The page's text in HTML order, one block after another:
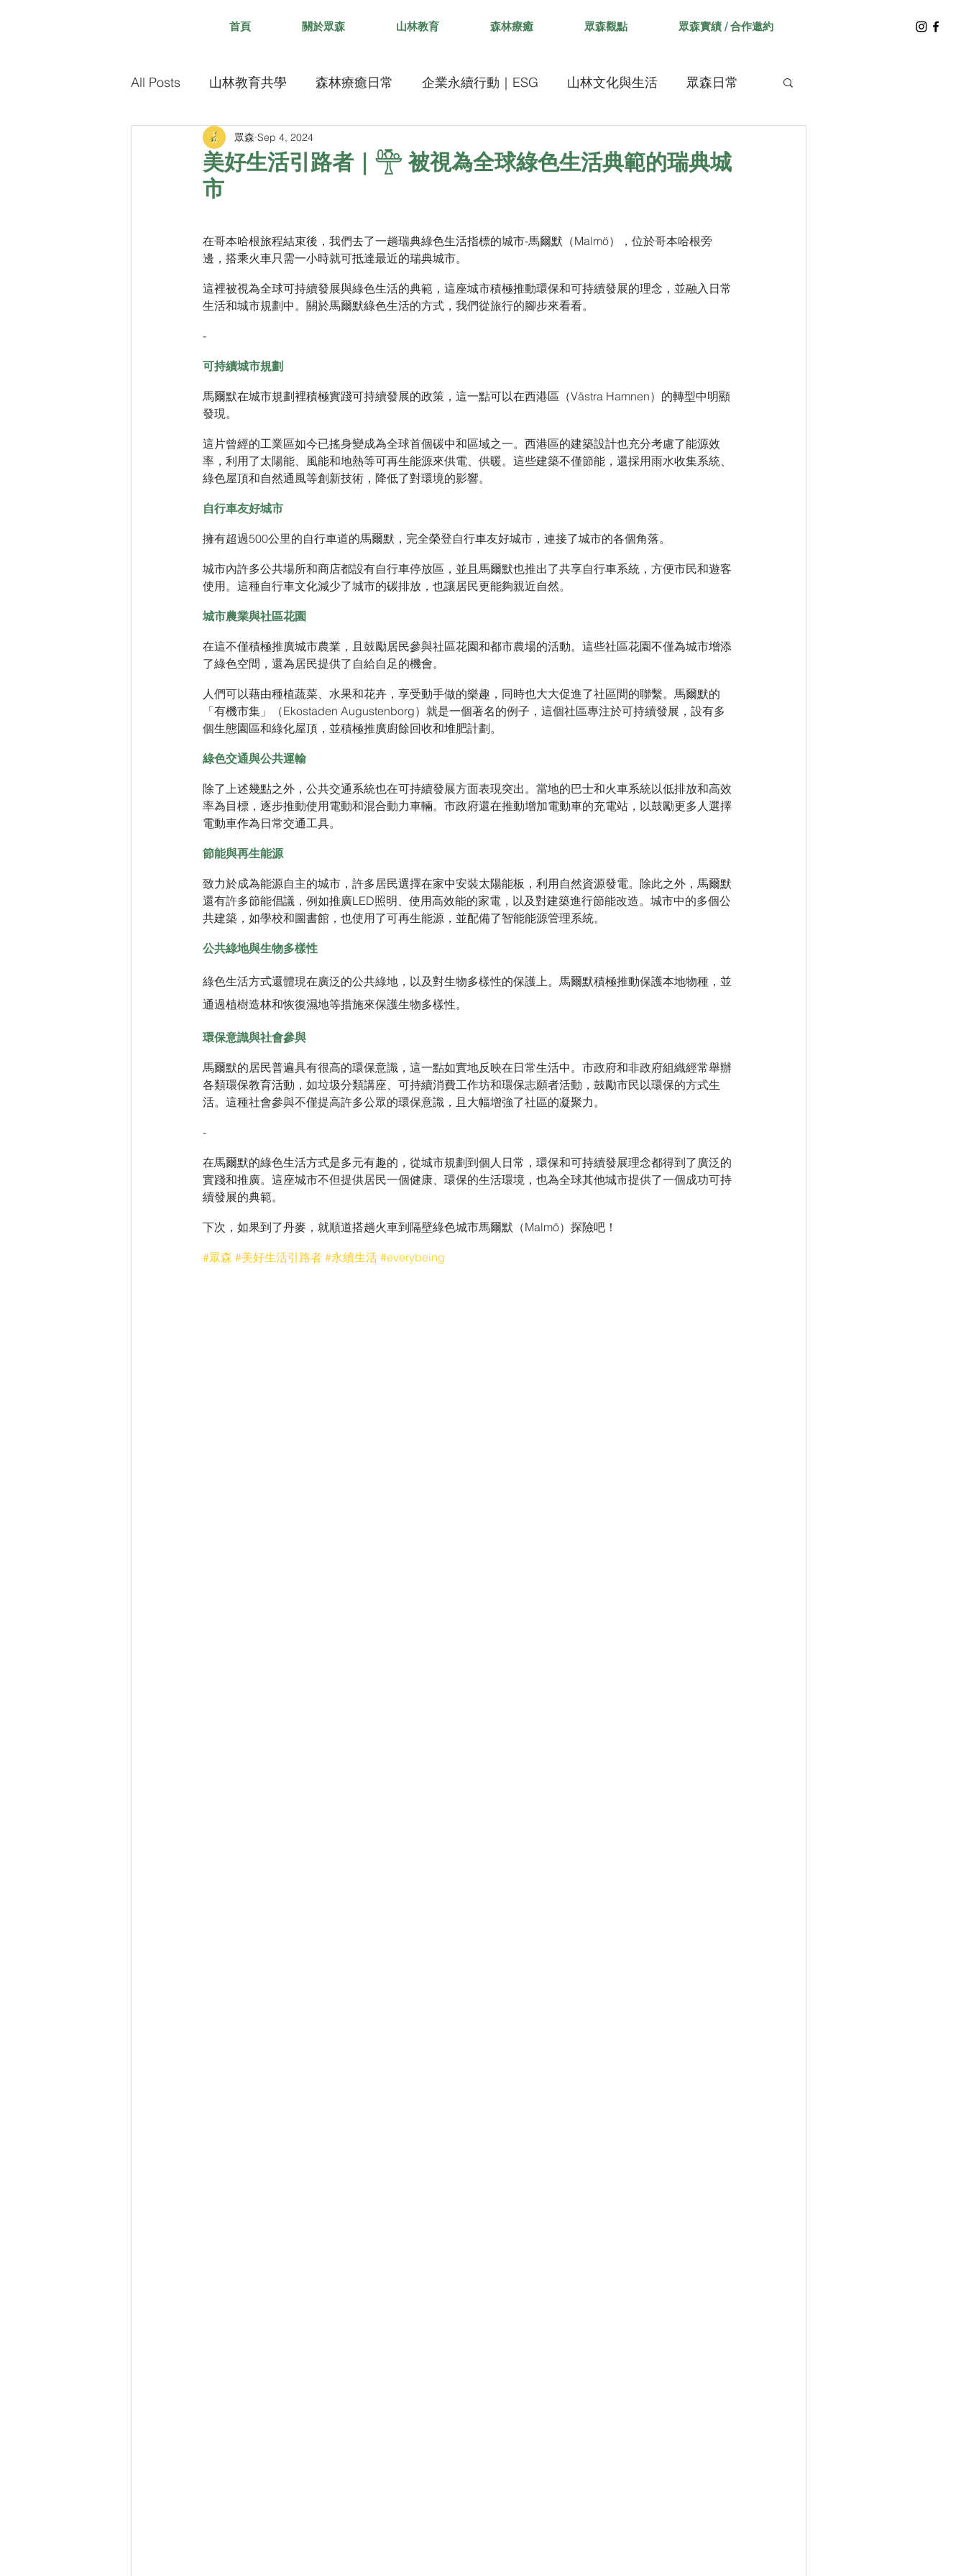
首頁 關於眾森 山林教育 森林療癒 眾森觀點 眾森實績 / 合作邀約
All Posts 山林教育共學 森林療癒日常 企業永續行動｜ESG 山林文化與生活 眾森日常
美好生活引路者｜𓊯 被視為全球綠色生活典範的瑞典城
市
眾森 Sep 4, 2024
在哥本哈根旅程結束後，我們去了一趟瑞典綠色生活指標的城市-馬爾默（Malmö），位於哥本哈根旁
邊，搭乘火車只需一小時就可抵達最近的瑞典城市。
這裡被視為全球可持續發展與綠色生活的典範，這座城市積極推動環保和可持續發展的理念，並融入日常
生活和城市規劃中。關於馬爾默綠色生活的方式，我們從旅行的腳步來看看。
-
可持續城市規劃
馬爾默在城市規劃裡積極實踐可持續發展的政策，這一點可以在西港區（Västra Hamnen）的轉型中明顯
發現。
這片曾經的工業區如今已搖身變成為全球首個碳中和區域之一。西港區的建築設計也充分考慮了能源效
率，利用了太陽能、風能和地熱等可再生能源來供電、供暖。這些建築不僅節能，還採用雨水收集系統、
綠色屋頂和自然通風等創新技術，降低了對環境的影響。
自行車友好城市
擁有超過500公里的自行車道的馬爾默，完全榮登自行車友好城市，連接了城市的各個角落。
城市內許多公共場所和商店都設有自行車停放區，並且馬爾默也推出了共享自行車系統，方便市民和遊客
使用。這種自行車文化減少了城市的碳排放，也讓居民更能夠親近自然。
城市農業與社區花園
在這不僅積極推廣城市農業，且鼓勵居民參與社區花園和都市農場的活動。這些社區花園不僅為城市增添
了綠色空間，還為居民提供了自給自足的機會。
人們可以藉由種植蔬菜、水果和花卉，享受動手做的樂趣，同時也大大促進了社區間的聯繫。馬爾默的
「有機市集」（Ekostaden Augustenborg）就是一個著名的例子，這個社區專注於可持續發展，設有多
個生態園區和綠化屋頂，並積極推廣廚餘回收和堆肥計劃。
綠色交通與公共運輸
除了上述幾點之外，公共交通系統也在可持續發展方面表現突出。當地的巴士和火車系統以低排放和高效
率為目標，逐步推動使用電動和混合動力車輛。市政府還在推動增加電動車的充電站，以鼓勵更多人選擇
電動車作為日常交通工具。
節能與再生能源
致力於成為能源自主的城市，許多居民選擇在家中安裝太陽能板，利用自然資源發電。除此之外，馬爾默
還有許多節能倡議，例如推廣LED照明、使用高效能的家電，以及對建築進行節能改造。城市中的多個公
共建築，如學校和圖書館，也使用了可再生能源，並配備了智能能源管理系統。
公共綠地與生物多樣性
綠色生活方式還體現在廣泛的公共綠地，以及對生物多樣性的保護上。馬爾默積極推動保護本地物種，並
通過植樹造林和恢復濕地等措施來保護生物多樣性。
環保意識與社會參與
馬爾默的居民普遍具有很高的環保意識，這一點如實地反映在日常生活中。市政府和非政府組織經常舉辦
各類環保教育活動，如垃圾分類講座、可持續消費工作坊和環保志願者活動，鼓勵市民以環保的方式生
活。這種社會參與不僅提高許多公眾的環保意識，且大幅增強了社區的凝聚力。
-
在馬爾默的綠色生活方式是多元有趣的，從城市規劃到個人日常，環保和可持續發展理念都得到了廣泛的
實踐和推廣。這座城市不但提供居民一個健康、環保的生活環境，也為全球其他城市提供了一個成功可持
續發展的典範。
下次，如果到了丹麥，就順道搭趟火車到隔壁綠色城市馬爾默（Malmö）探險吧！
#眾森 #美好生活引路者 #永續生活 #everybeing